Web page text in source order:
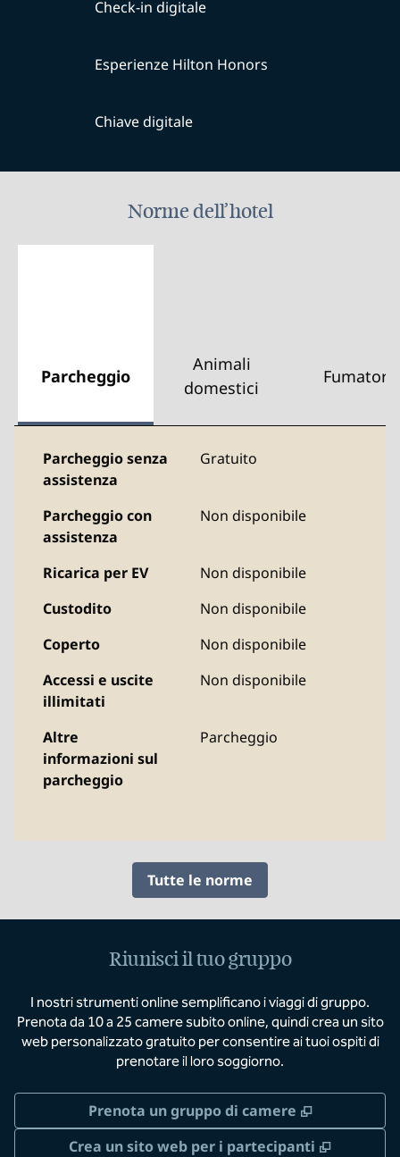
Check-in digitale
Esperienze Hilton Honors
Chiave digitale
Norme dell’hotel
Parcheggio
Animali
domestici
Fumatori
Parcheggio senza
assistenza
Gratuito
Parcheggio con
assistenza
Non disponibile
Ricarica per EV
Non disponibile
Custodito
Non disponibile
Coperto
Non disponibile
Accessi e uscite
illimitati
Non disponibile
Altre
informazioni sul
parcheggio
Parcheggio
Tutte le norme
Riunisci il tuo gruppo
I nostri strumenti online semplificano i viaggi di gruppo.
Prenota da 10 a 25 camere subito online, quindi crea un sito
web personalizzato gratuito per consentire ai tuoi ospiti di
prenotare il loro soggiorno.
Prenota un gruppo di camere ,
Crea un sito web per i partecipanti
,